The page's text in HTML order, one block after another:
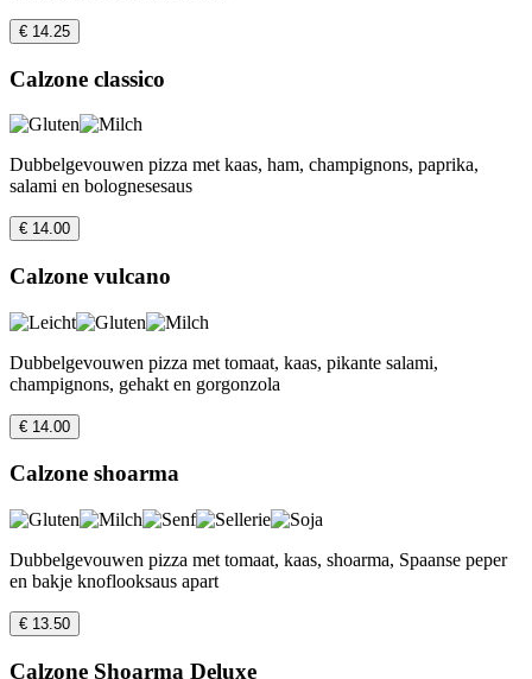
€ 14.25
Calzone classico
Dubbelgevouwen pizza met kaas, ham, champignons, paprika,
salami en bolognesesaus
€ 14.00
Calzone vulcano
Dubbelgevouwen pizza met tomaat, kaas, pikante salami,
champignons, gehakt en gorgonzola
€ 14.00
Calzone shoarma
Dubbelgevouwen pizza met tomaat, kaas, shoarma, Spaanse peper
en bakje knoflooksaus apart
€ 13.50
Calzone Shoarma Deluxe